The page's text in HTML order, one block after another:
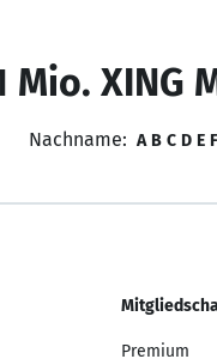
Mio. XING
Nachname: A B C D E F
Premium